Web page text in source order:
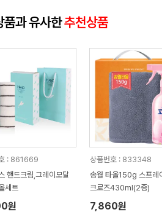
품과 유사한추천상품
: 861669
핸드크림,그레이모달
세트
원
상품번호 : 833348
송월 타올150g 스프레
크로즈430ml(2종)
7,860원